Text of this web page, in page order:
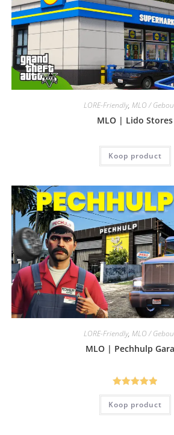
LORE-Friendly, MLO /
MLO | Lido Stores
Koop product
LORE-Friendly, MLO /
MLO | Pechhulp
Gewaardeerd
5.00uit 5
Koop product